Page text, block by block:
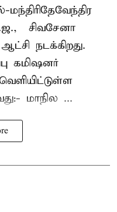
– சிவசேனா –
நடக்கிறது.
கமிஷனர்
மாநில ...